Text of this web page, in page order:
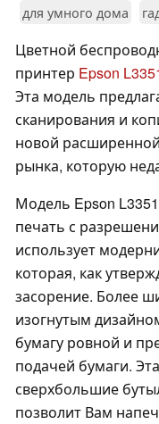
для умного дома
Цветной
принтер Epson
Эта модель
сканирования и
новой
рынка, которую
Модель Epson
печать с
использует
которая, как
засорение. Более
изогнутым
бумагу ровной и
подачей бумаги.
сверхбольшие
позволит Вам